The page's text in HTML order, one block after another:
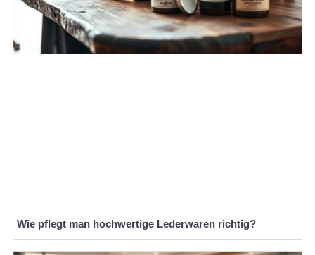
Wie pflegt man hochwertige Lederwaren richtig?